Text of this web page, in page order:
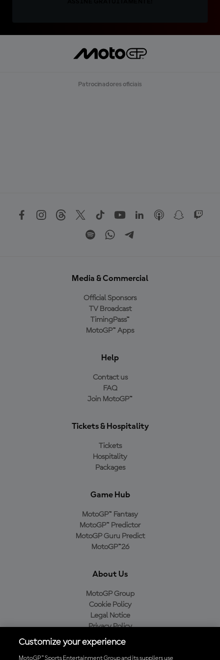
Patrocinadores oficiais
Media & Commercial
Official Sponsors
TV Broadcast
TimingPass™
MotoGP™ Apps
Help
Contact us
FAQ
Join MotoGP™
Tickets & Hospitality
Tickets
Hospitality
Packages
Game Hub
MotoGP™ Fantasy
MotoGP™ Predictor
MotoGP Guru Predict
MotoGP™26
About Us
MotoGP Group
Cookie Policy
Legal Notice
Privacy Policy
Purchase Policy
Customize your experience
MotoGP™ Sports Entertainment Group and its suppliers use